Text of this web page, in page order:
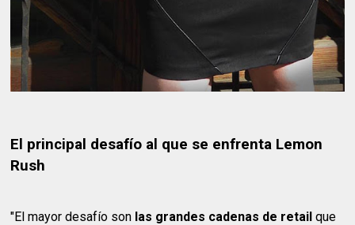
El principal desafío al que se enfrenta Lemon
Rush
"El mayor desafío son las grandes cadenas de retail que